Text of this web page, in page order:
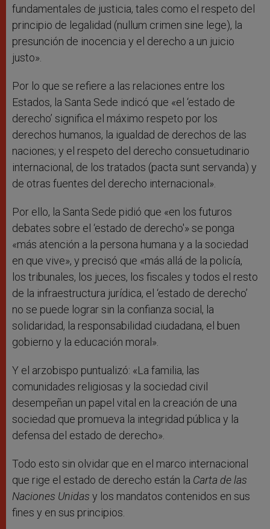
fundamentales de justicia, tales como el respeto del
principio de legalidad (nullum crimen sine lege), la
presunción de inocencia y el derecho a un juicio
justo».
Por lo que se refiere a las relaciones entre los
Estados, la Santa Sede indicó que «el ‘estado de
derecho’ significa el máximo respeto por los
derechos humanos, la igualdad de derechos de las
naciones; y el respeto del derecho consuetudinario
internacional, de los tratados (pacta sunt servanda) y
de otras fuentes del derecho internacional».
Por ello, la Santa Sede pidió que «en los futuros
debates sobre el ‘estado de derecho'» se ponga
«más atención a la persona humana y a la sociedad
en que vive», y precisó que «más allá de la policía,
los tribunales, los jueces, los fiscales y todos el resto
de la infraestructura jurídica, el ‘estado de derecho’
no se puede lograr sin la confianza social, la
solidaridad, la responsabilidad ciudadana, el buen
gobierno y la educación moral».
Y el arzobispo puntualizó: «La familia, las
comunidades religiosas y la sociedad civil
desempeñan un papel vital en la creación de una
sociedad que promueva la integridad pública y la
defensa del estado de derecho».
Todo esto sin olvidar que en el marco internacional
que rige el estado de derecho están la Carta de las
Naciones Unidas y los mandatos contenidos en sus
fines y en sus principios.